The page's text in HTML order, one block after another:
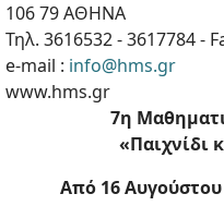
106 79 ΑΘΗΝΑ
Τηλ. 3616532 - 3617784 -
e-mail : info@hms.gr
www.hms.gr
7η
«Παιχνίδι
Από 16